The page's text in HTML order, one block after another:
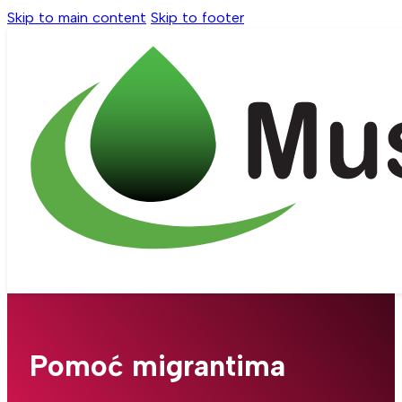
Skip to main content Skip to footer
Pomoć migrantima